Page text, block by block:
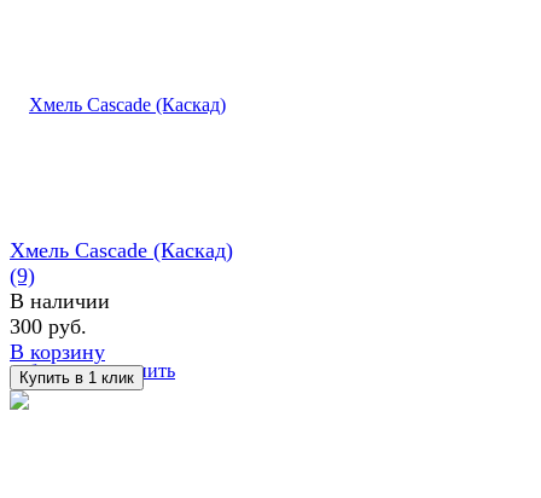
избранное сравнить
Хмель Cascade (Каскад)
(9)
В наличии
300 руб.
В корзину